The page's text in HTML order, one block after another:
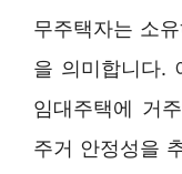
무주택자는 소
을 의미합니다.
임대주택에 거
주거 안정성을